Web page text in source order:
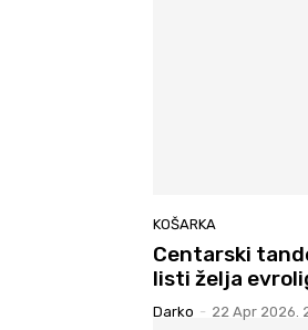
KOŠARKA
Centarski
listi želja
Darko - 22 Apr 2026.